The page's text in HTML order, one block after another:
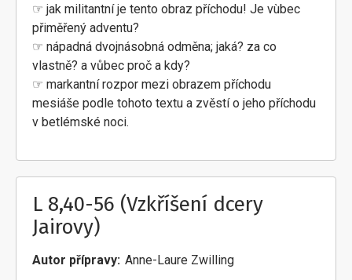
☞ jak militantní je tento obraz příchodu! Je vùbec
přiměřený adventu?
☞ nápadná dvojnásobná odměna; jaká? za co
vlastně? a vůbec proč a kdy?
☞ markantní rozpor mezi obrazem příchodu
mesiáše podle tohoto textu a zvěstí o jeho příchodu
v betlémské noci.
L 8,40-56 (Vzkříšení dcery
Jairovy)
Autor přípravy Anne-Laure Zwilling